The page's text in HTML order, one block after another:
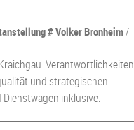
# Volker Bronheim/
Verantwortlichkeiten
und strategischen
inklusive.